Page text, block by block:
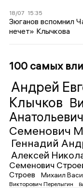
18/07 15:35
Зюганов вспомнил
нечет» Клычкова
100 самых
Андрей
Клычков
Семенович
Геннадий
Алексей
Семенович
Строев
Михаил
Викторович Перелыгин